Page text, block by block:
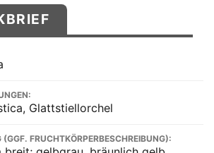
Glattstiellorchel
FRUCHTKÖRPERBESCHREIBUNG):